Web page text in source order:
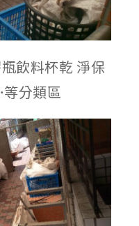
飲料杯乾 淨保
分類區